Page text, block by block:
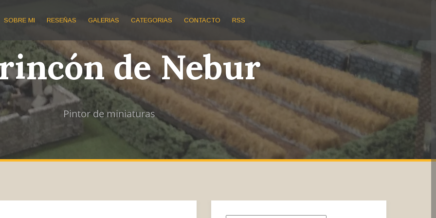
SOBRE MI RESEÑAS GALERIAS CATEGORIAS CONTACTO RSS
de Nebur
Pintor de miniaturas